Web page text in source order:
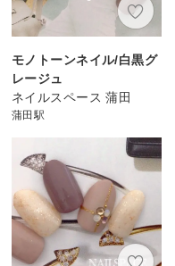
モノトーンネイル/白黒グ
レージュ
ネイルスペース 蒲田
蒲田駅